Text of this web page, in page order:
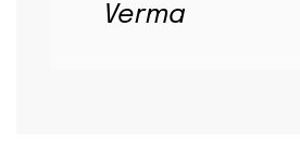
Verma